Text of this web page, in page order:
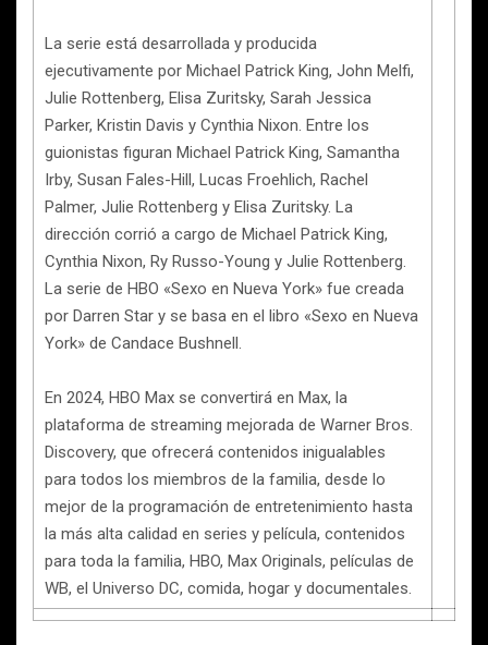
La serie está desarrollada y producida
ejecutivamente por Michael Patrick King, John Melfi,
Julie Rottenberg, Elisa Zuritsky, Sarah Jessica
Parker, Kristin Davis y Cynthia Nixon. Entre los
guionistas figuran Michael Patrick King, Samantha
Irby, Susan Fales-Hill, Lucas Froehlich, Rachel
Palmer, Julie Rottenberg y Elisa Zuritsky. La
dirección corrió a cargo de Michael Patrick King,
Cynthia Nixon, Ry Russo-Young y Julie Rottenberg.
La serie de HBO «Sexo en Nueva York» fue creada
por Darren Star y se basa en el libro «Sexo en Nueva
York» de Candace Bushnell.
En 2024, HBO Max se convertirá en Max, la
plataforma de streaming mejorada de Warner Bros.
Discovery, que ofrecerá contenidos inigualables
para todos los miembros de la familia, desde lo
mejor de la programación de entretenimiento hasta
la más alta calidad en series y película, contenidos
para toda la familia, HBO, Max Originals, películas de
WB, el Universo DC, comida, hogar y documentales.